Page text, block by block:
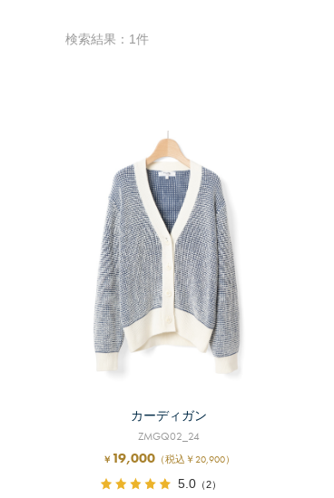
検索結果：1件
カーディガン
ZMGQ02_24
￥ 19,000 （税込￥20,900）
5.0（2）